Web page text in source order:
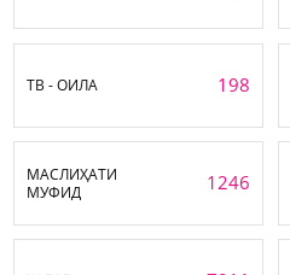
ТВ - ОИЛА 198
МАСЛИҲАТИ
МУФИД
1246